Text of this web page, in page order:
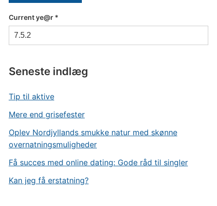
Seneste indlæg
Tip til aktive
Mere end grisefester
Oplev Nordjyllands smukke natur med skønne
overnatningsmuligheder
Få succes med online dating: Gode råd til singler
Kan jeg få erstatning?
Current ye@r *